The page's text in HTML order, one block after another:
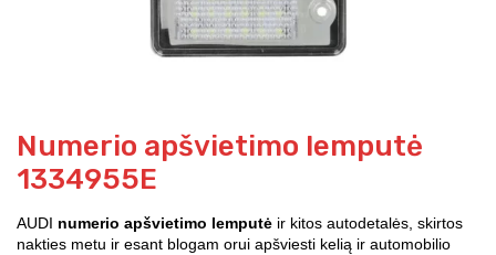
Numerio apšvietimo lemputė
1334955E
AUDI numerio apšvietimo lemputė ir kitos autodetalės, skirtos
nakties metu ir esant blogam orui apšviesti kelią ir automobilio